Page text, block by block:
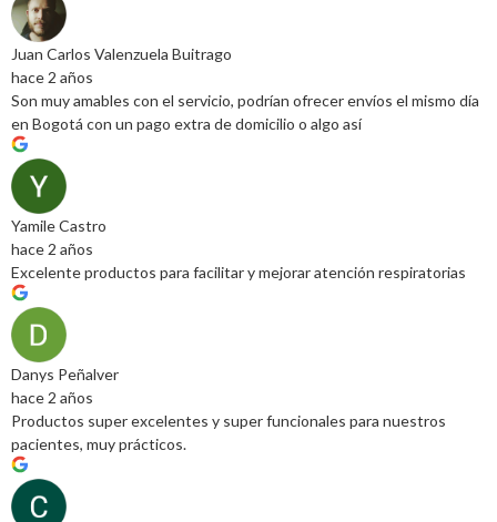
Juan Carlos Valenzuela Buitrago
hace 2 años
Son muy amables con el servicio, podrían ofrecer envíos el mismo día
en Bogotá con un pago extra de domicilio o algo así
Yamile Castro
hace 2 años
Excelente productos para facilitar y mejorar atención respiratorias
Danys Peñalver
hace 2 años
Productos super excelentes y super funcionales para nuestros
pacientes, muy prácticos.